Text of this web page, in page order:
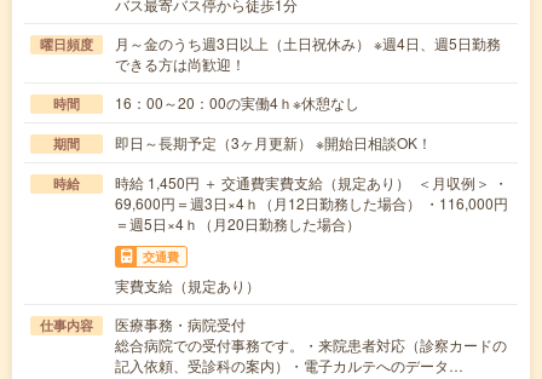
曜日頻度
月～金のうち週3日以上（土日祝休み） ※週4日、週5日勤務
できる方は尚歓迎！
時間 16：00～20：00の実働4ｈ※休憩なし
期間 即日～長期予定（3ヶ月更新） ※開始日相談OK！
時給
時給 1,450円 ＋ 交通費実費支給（規定あり） ＜月収例＞ ・
69,600円＝週3日×4ｈ（月12日勤務した場合） ・116,000円
＝週5日×4ｈ（月20日勤務した場合）
交通費
実費支給（規定あり）
仕事内容
医療事務・病院受付
総合病院での受付事務です。・来院患者対応（診察カードの
記入依頼、受診科の案内）・電子カルテへのデータ…